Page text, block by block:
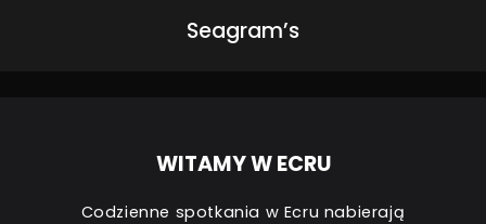
Seagram’s
WITAMY W ECRU
Codzienne spotkania w Ecru nabierają